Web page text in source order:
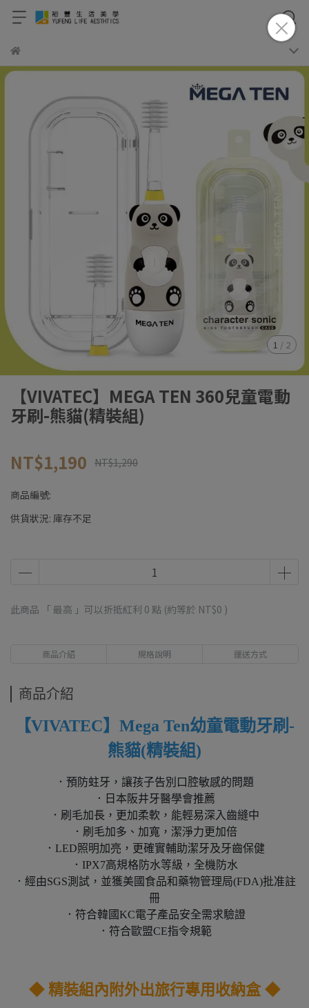
1 / 2
【VIVATEC】MEGA TEN 360兒童電動
牙刷-熊貓(精裝組)
NT$1,190 NT$1,290
商品編號:
供貨狀況: 庫存不足
此商品 「 最高 」可以折抵紅利 0 點 (約等於 NT$0 )
商品介紹 規格說明 運送方式
商品介紹
【VIVATEC】 Mega Ten幼童電動牙刷-
熊貓(精裝組)
．預防蛀牙，讓孩子告別口腔敏感的問題
．日本阪井牙醫學會推薦
．刷毛加長，更加柔軟，能輕易深入齒縫中
．刷毛加多、加寬，潔淨力更加倍
．LED照明加亮，更確實輔助潔牙及牙齒保健
．IPX7高規格防水等級，全機防水
．經由SGS測試，並獲美國食品和藥物管理局(FDA)批准註
冊
．符合韓國KC電子產品安全需求驗證
．符合歐盟CE指令規範
◆精裝組內附外出旅行專用收納盒 ◆